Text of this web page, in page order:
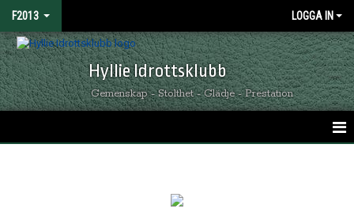
F2013 LOGGA IN
Hyllie Idrottsklubb
Gemenskap - Stolthet - Glädje - Prestation